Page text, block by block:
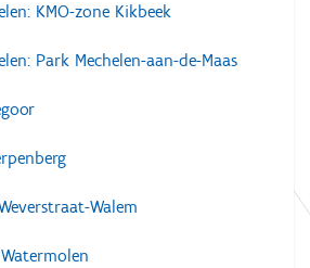
KMO-zone Kikbeek
Park Mechelen-aan-de-Maas
Walem